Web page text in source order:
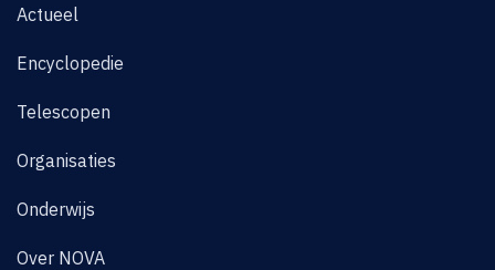
Actueel
Encyclopedie
Telescopen
Organisaties
Onderwijs
Over NOVA